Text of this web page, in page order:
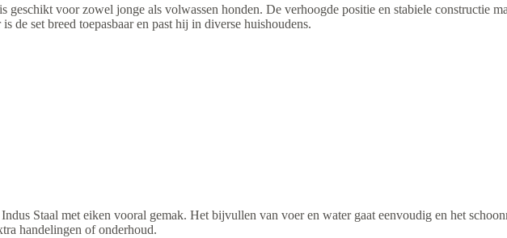
geschikt voor zowel jonge als volwassen honden. De verhoogde positie en stabiele constructie
de set breed toepasbaar en past hij in diverse huishoudens.
Staal met eiken vooral gemak. Het bijvullen van voer en water gaat eenvoudig en het
handelingen of onderhoud.